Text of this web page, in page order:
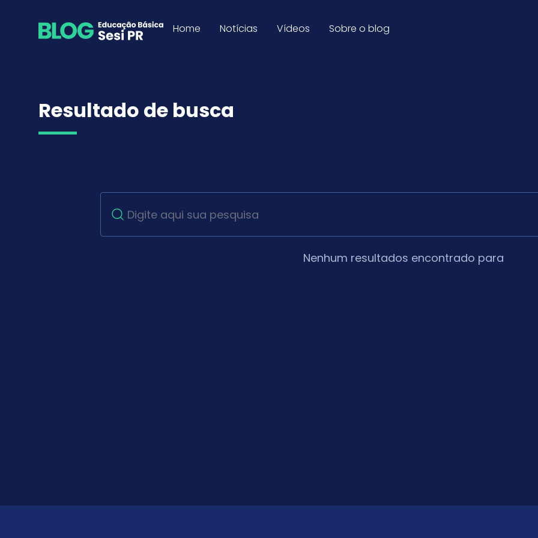
Home Notícias Vídeos Sobre o blog
Resultado de busca
Nenhum resultados encontrado para